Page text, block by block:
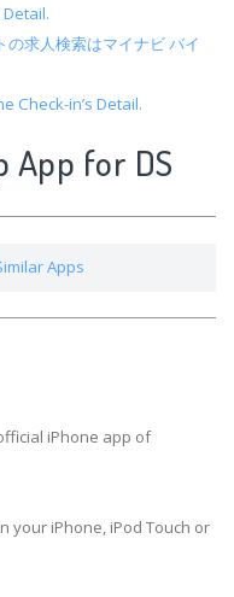
求人検索はマイナビ バイ
Check-in’s Detail.
App for DS
Apps
iPhone app of
your iPhone, iPod Touch or